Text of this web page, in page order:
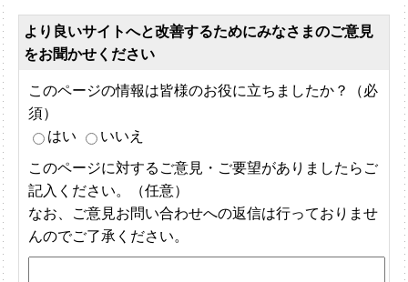
より良いサイトへと改善するためにみなさまのご意見
をお聞かせください
このページの情報は皆様のお役に立ちましたか？（必
須）
はい
いいえ
このページに対するご意見・ご要望がありましたらご
記入ください。（任意）
なお、ご意見お問い合わせへの返信は行っておりませ
んのでご了承ください。